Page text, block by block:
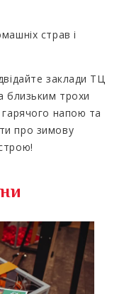
страв і
заклади ТЦ
близьким трохи
напою та
про зимову